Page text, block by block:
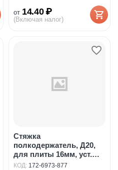
от 14.40 ₽
(Включая налог)
Стяжка
полкодержатель, Д20,
для плиты 16мм, уст.
сверху и...
КОД: 172-6973-877